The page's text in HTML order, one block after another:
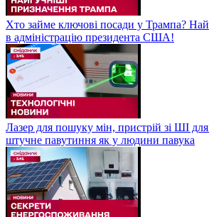
Хто займе ключові посади у Трампа?
в адміністрацію президента США!
Лазер для пошуку мін, пристрій зі ШІ
штучне павутиння як у людини павука